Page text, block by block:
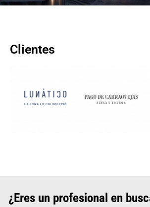
Clientes
¿Eres un profesional en